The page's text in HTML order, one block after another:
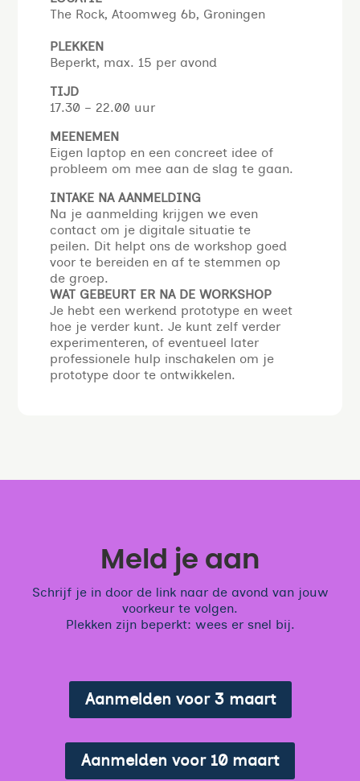
The Rock, Atoomweg 6b, Groningen
PLEKKEN
Beperkt, max. 15 per avond
TIJD
17.30 – 22.00 uur
MEENEMEN
Eigen laptop en een concreet idee of
probleem om mee aan de slag te gaan.
INTAKE NA AANMELDING
Na je aanmelding krijgen we even
contact om je digitale situatie te
peilen. Dit helpt ons de workshop goed
voor te bereiden en af te stemmen op
de groep.
WAT GEBEURT ER NA DE WORKSHOP
Je hebt een werkend prototype en weet
hoe je verder kunt. Je kunt zelf verder
experimenteren, of eventueel later
professionele hulp inschakelen om je
prototype door te ontwikkelen.
Meld je aan
Schrijf je in door de link naar de avond van jouw
voorkeur te volgen.
Plekken zijn beperkt: wees er snel bij.
Aanmelden voor 3 maart
Aanmelden voor 10 maart